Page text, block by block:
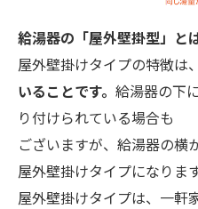
給湯器の「屋外壁掛型」と
屋外壁掛けタイプの特徴は、
いることです。 給湯器の下
り付けられている場合も
ございますが、給湯器の横
屋外壁掛けタイプになります
屋外壁掛けタイプは、一軒